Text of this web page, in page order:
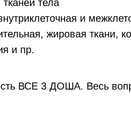
тела
и
жировая ткани,
и пр.
ВСЕ 3 ДОША. Весь